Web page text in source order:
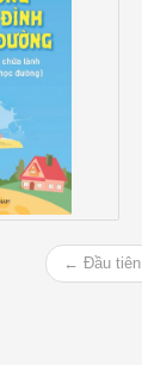
Bạo
Lực Học
← Đầu tiên